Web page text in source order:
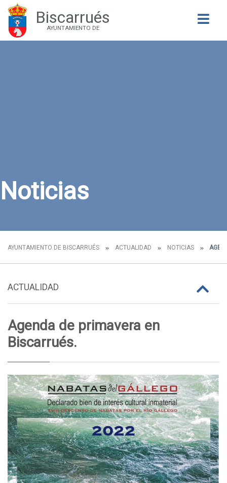
Biscarrués
AYUNTAMIENTO DE
Noticias
AYUNTAMIENTO DE BISCARRUÉS ACTUALIDAD NOTICIAS
ACTUALIDAD
Agenda de primavera en
Biscarrués.